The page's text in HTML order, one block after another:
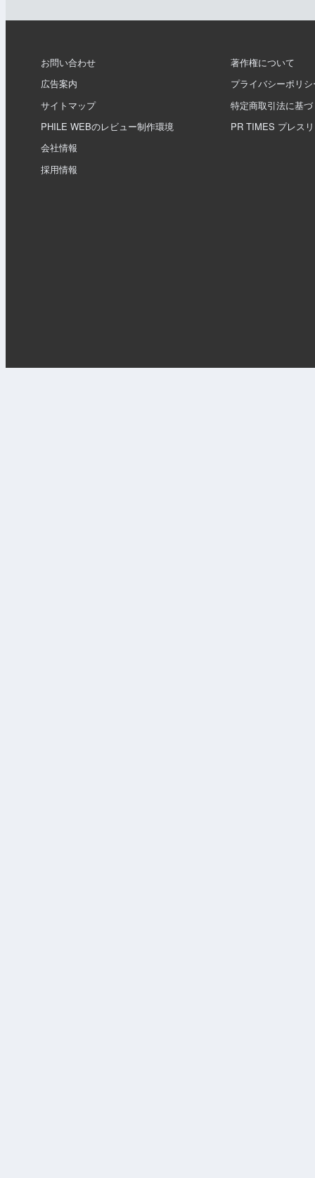
お問い合わせ
広告案内
サイトマップ
PHILE WEBのレビュー制作環境
会社情報
採用情報
著作権について
プライバシーポリ
特定商取引法に基
PR TIMES プレス